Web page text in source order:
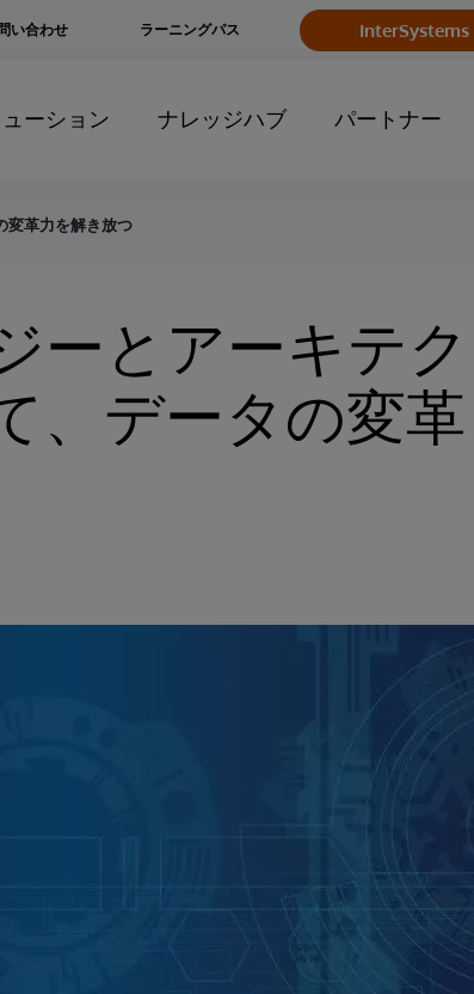
い合わせ InterSystems
ラーニングパス
ーション ナレッジハブ パートナー
変革力を解き放つ
ーとアーキテク
、データの変革